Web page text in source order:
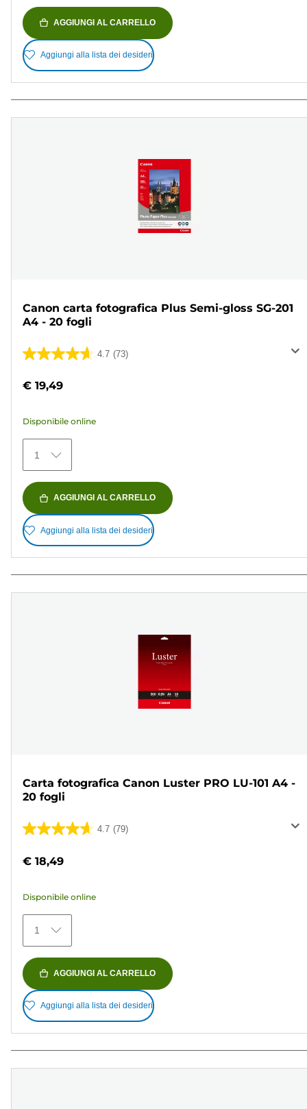
AGGIUNGI AL CARRELLO
Aggiungi alla lista dei desideri
Canon carta fotografica Plus Semi-gloss SG-201
A4 - 20 fogli
4.7 (73)
4.7
5
73
recensioni
€ 19,49
Disponibile online
1
AGGIUNGI AL CARRELLO
Aggiungi alla lista dei desideri
Carta fotografica Canon Luster PRO LU-101 A4 -
20 fogli
4.7 (79)
4.7
5
79
recensioni
€ 18,49
Disponibile online
1
AGGIUNGI AL CARRELLO
Aggiungi alla lista dei desideri